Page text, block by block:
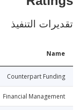
التنفيذ
Counterpart
Financial